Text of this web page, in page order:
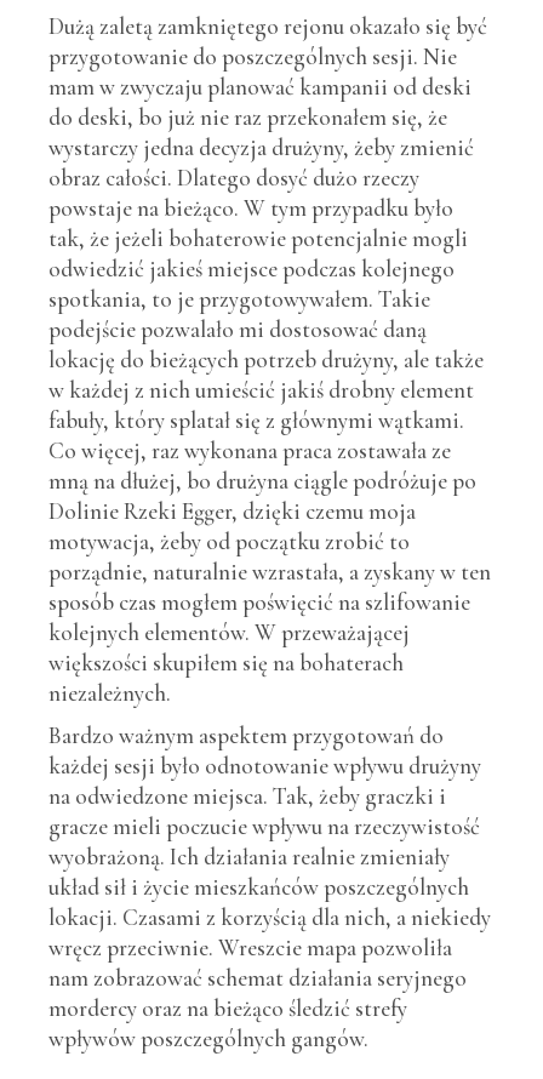
Dużą zaletą zamkniętego rejonu okazało się być
przygotowanie do poszczególnych sesji. Nie
mam w zwyczaju planować kampanii od deski
do deski, bo już nie raz przekonałem się, że
wystarczy jedna decyzja drużyny, żeby zmienić
obraz całości. Dlatego dosyć dużo rzeczy
powstaje na bieżąco. W tym przypadku było
tak, że jeżeli bohaterowie potencjalnie mogli
odwiedzić jakieś miejsce podczas kolejnego
spotkania, to je przygotowywałem. Takie
podejście pozwalało mi dostosować daną
lokację do bieżących potrzeb drużyny, ale także
w każdej z nich umieścić jakiś drobny element
fabuły, który splatał się z głównymi wątkami.
Co więcej, raz wykonana praca zostawała ze
mną na dłużej, bo drużyna ciągle podróżuje po
Dolinie Rzeki Egger, dzięki czemu moja
motywacja, żeby od początku zrobić to
porządnie, naturalnie wzrastała, a zyskany w ten
sposób czas mogłem poświęcić na szlifowanie
kolejnych elementów. W przeważającej
większości skupiłem się na bohaterach
niezależnych.
Bardzo ważnym aspektem przygotowań do
każdej sesji było odnotowanie wpływu drużyny
na odwiedzone miejsca. Tak, żeby graczki i
gracze mieli poczucie wpływu na rzeczywistość
wyobrażoną. Ich działania realnie zmieniały
układ sił i życie mieszkańców poszczególnych
lokacji. Czasami z korzyścią dla nich, a niekiedy
wręcz przeciwnie. Wreszcie mapa pozwoliła
nam zobrazować schemat działania seryjnego
mordercy oraz na bieżąco śledzić strefy
wpływów poszczególnych gangów.